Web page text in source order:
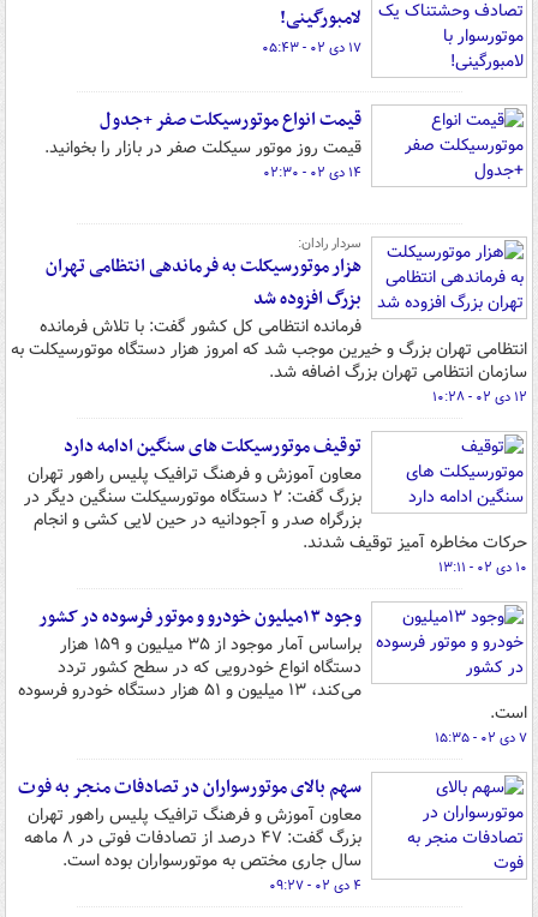
لامبورگینی!
۱۷ دی ۰۲ - ۰۵:۴۳
قیمت انواع موتورسیکلت صفر +جدول
قیمت روز موتور سیکلت صفر در بازار را بخوانید.
۱۴ دی ۰۲ - ۰۲:۳۰
سردار رادان:
هزار موتورسیکلت به فرماندهی انتظامی تهران
بزرگ افزوده شد
فرمانده انتظامی کل کشور گفت: با تلاش فرمانده
انتظامی تهران بزرگ و خیرین موجب شد که امروز هزار دستگاه موتورسیکلت به
سازمان انتظامی تهران بزرگ اضافه شد.‌
۱۲ دی ۰۲ - ۱۰:۲۸
توقیف موتورسیکلت های سنگین ادامه دارد
معاون آموزش و فرهنگ ترافیک پلیس راهور تهران
بزرگ گفت: ۲ دستگاه موتورسیکلت سنگین دیگر در
بزرگراه صدر و آجودانیه در حین لایی کشی و انجام
حرکات مخاطره آمیز توقیف شدند.
۱۰ دی ۰۲ - ۱۳:۱۱
وجود ۱۳میلیون خودرو و موتور فرسوده در کشور
براساس آمار موجود از ۳۵ میلیون و ۱۵۹ هزار
دستگاه انواع خودرویی که در سطح کشور تردد
می‌کند، ۱۳ میلیون و ۵۱ هزار دستگاه خودرو فرسوده
است.
۷ دی ۰۲ - ۱۵:۳۵
سهم بالای موتورسواران در تصادفات منجر به فوت
معاون آموزش و فرهنگ ترافیک پلیس راهور تهران
بزرگ گفت: ۴۷ درصد از تصادفات فوتی در ۸ ماهه
سال جاری مختص به موتورسواران بوده است.
۴ دی ۰۲ - ۰۹:۲۷